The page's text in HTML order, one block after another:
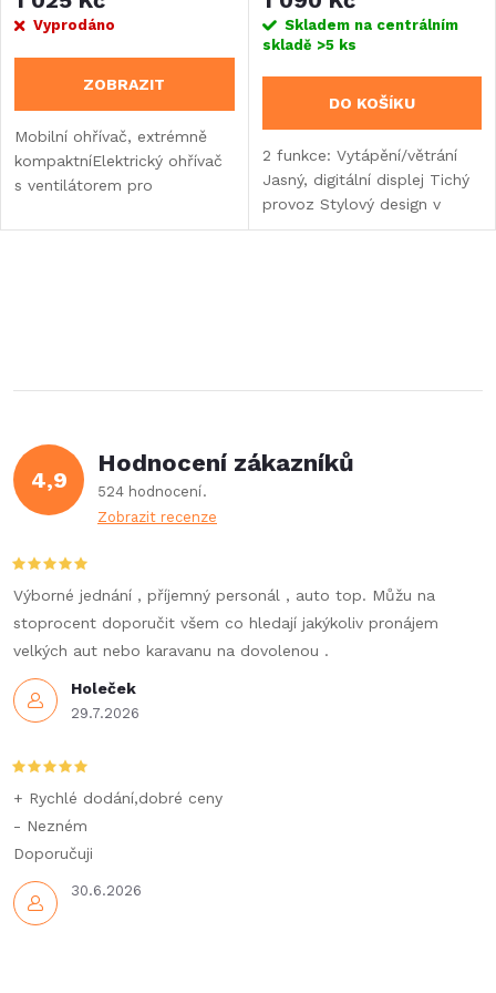
Vyprodáno
ZOBRAZIT
Mobilní ohřívač, extrémně
kompaktníElektrický ohřívač
s ventilátorem pro
pro přechodné
Skladem na centrálním
skladě >5 ks
DO KOŠÍKU
2 funkce: Vytápění/větrání
Jasný, digitální displej Tichý
provoz Stylový design v
antracitové/černé barvě
l
d
a
c
í
p
r
k
y
v
ý
4,9
Hodnocení zákazníků
524 hodnocení
Zobrazit recenze
Holeček
29.7.2026
Výborné jednání , příjemný personál , auto top. Můžu na
stoprocent doporučit všem co hledají jakýkoliv pronájem
velkých aut nebo karavanu na dovolenou .
30.6.2026
+ Rychlé dodání,dobré ceny
- Nezném
Doporučuji